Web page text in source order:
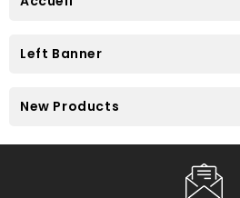
Left Banner
New Products